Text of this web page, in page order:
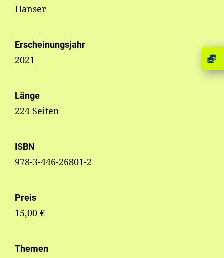
Hanser
Erscheinungsjahr
2021
Länge
224 Seiten
ISBN
978-3-446-26801-2
Preis
15,00 €
Themen